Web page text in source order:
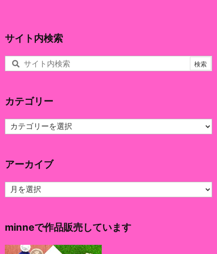
サイト内検索
カテゴリー
カ
テ
ー
アーカイブ
ア
ー
ブ
minneで作品販売しています